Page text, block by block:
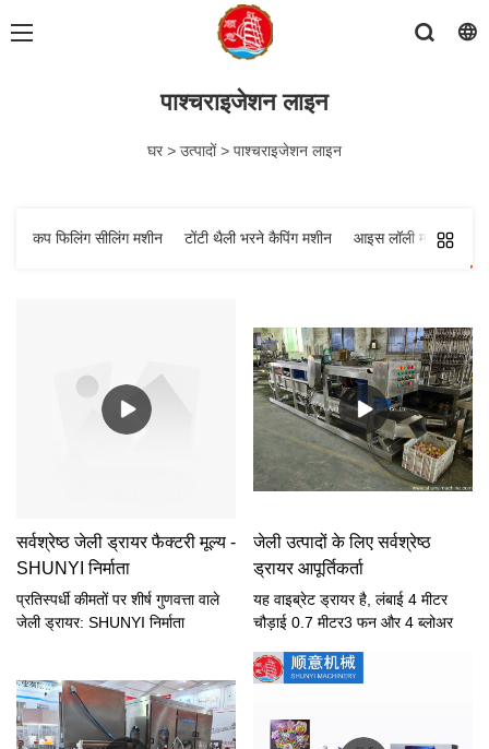
पाश्चराइजेशन लाइन
घर > उत्पादों > पाश्चराइजेशन लाइन
कप फिलिंग सीलिंग मशीन टोंटी थैली भरने कैपिंग मशीन आइस लॉली मशीन
सर्वश्रेष्ठ जेली ड्रायर फैक्टरी मूल्य -
SHUNYI निर्माता
प्रतिस्पर्धी कीमतों पर शीर्ष गुणवत्ता वाले
जेली ड्रायर: SHUNYI निर्माता
जेली उत्पादों के लिए सर्वश्रेष्ठ
ड्रायर आपूर्तिकर्ता
यह वाइब्रेट ड्रायर है, लंबाई 4 मीटर
चौड़ाई 0.7 मीटर3 फन और 4 ब्लोअर